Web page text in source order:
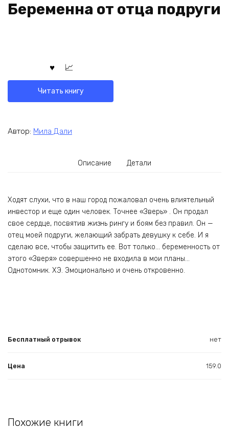
Беременна от отца подруги
Читать книгу
Автор: Мила Дали
Описание Детали
Ходят слухи, что в наш город пожаловал очень влиятельный
инвестор и еще один человек. Точнее «Зверь» . Он продал
свое сердце, посвятив жизнь рингу и боям без правил. Он —
отец моей подруги, желающий забрать девушку к себе. И я
сделаю все, чтобы защитить ее. Вот только… беременность от
этого «Зверя» совершенно не входила в мои планы…
Однотомник. ХЭ. Эмоционально и очень откровенно.
Бесплатный отрывок нет
Цена 159.0
Похожие книги